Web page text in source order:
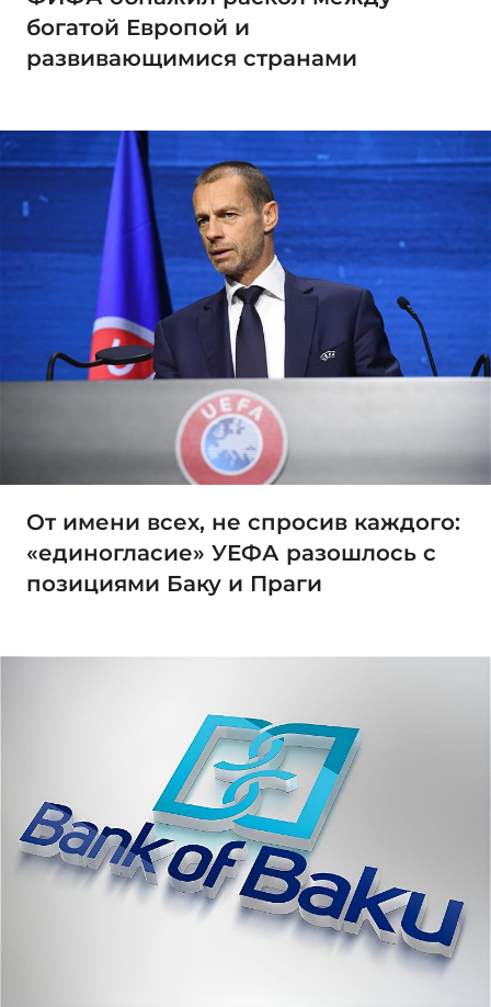
богатой Европой и
развивающимися странами
От имени всех, не спросив каждого:
«единогласие» УЕФА разошлось с
позициями Баку и Праги